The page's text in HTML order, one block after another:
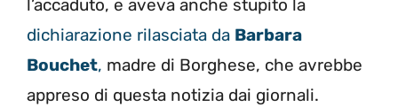
l’accaduto, e aveva anche stupito la
dichiarazione rilasciata da Barbara
Bouchet, madre di Borghese, che avrebbe
appreso di questa notizia dai giornali.